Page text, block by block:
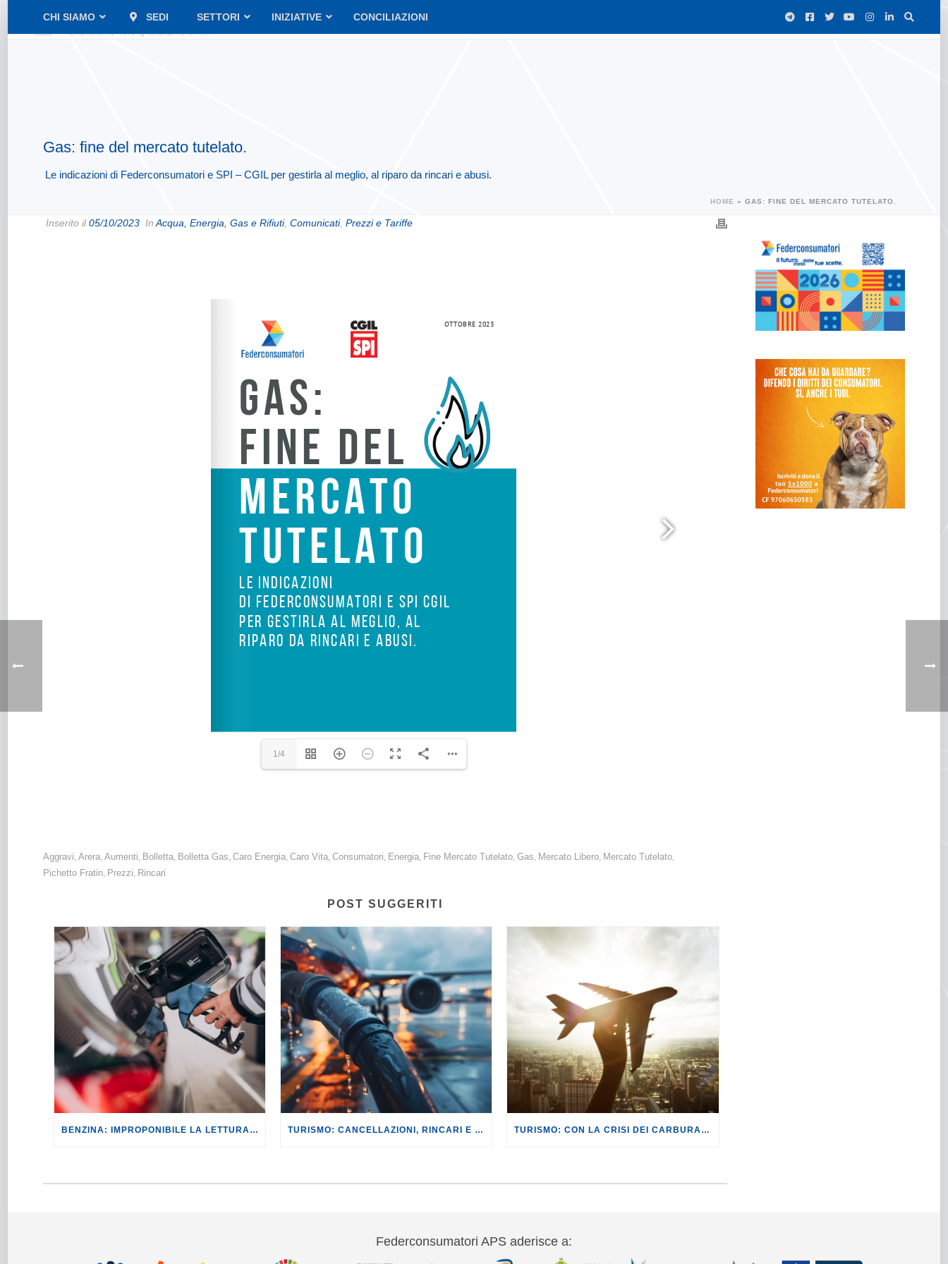
CHI SIAMO SEDI SETTORI INIZIATIVE CONCILIAZIONI
Gas: fine del mercato tutelato.
Le indicazioni di Federconsumatori e SPI – CGIL per gestirla al meglio, al riparo da rincari e abusi.
HOME » GAS: FINE DEL MERCATO TUTELATO.
Inserito il05/10/2023 In Acqua, Energia, Gas e Rifiuti, Comunicati, Prezzi e Tariffe
1/4
Aggravi, Arera, Aumenti, Bolletta, Bolletta Gas, Caro Energia, Caro Vita, Consumatori, Energia, Fine Mercato Tutelato, Gas, Mercato Libero, Mercato Tutelato,
Pichetto Fratin, Prezzi, Rincari
POST SUGGERITI
BENZINA: IMPROPONIBILE LA LETTURA SECONDO CUI PROROGARE IL TAGLIO DELLE ACCISE SIGNIFICA TASSARE TUTTI I CITTADINI. TURISMO: CANCELLAZIONI, RINCARI E MAGGIORAZIONI DI VOLI E PRENOTAZIONI. TURISMO: CON LA CRISI DEI CARBURANTI, VOLI A RISCHIO CANCELLAZIONE O RINCARO.
Federconsumatori APS aderisce a: